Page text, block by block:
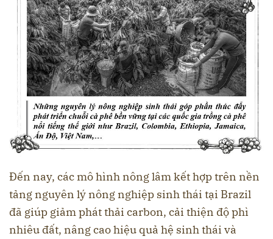
Đến nay, các mô hình nông lâm kết hợp trên nền
tảng nguyên lý nông nghiệp sinh thái tại Brazil
đã giúp giảm phát thải carbon, cải thiện độ phì
nhiêu đất, nâng cao hiệu quả hệ sinh thái và